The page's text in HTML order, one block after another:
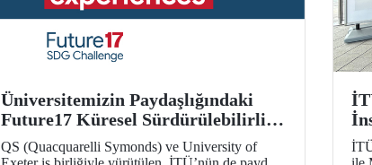
Üniversitemizin Paydaşlığındaki
Future17 Küresel Sürdürülebilirlik
Proje Programı, Öğrencilerimizin
Başvurularını Bekliyor
QS (Quacquarelli Symonds) ve University of